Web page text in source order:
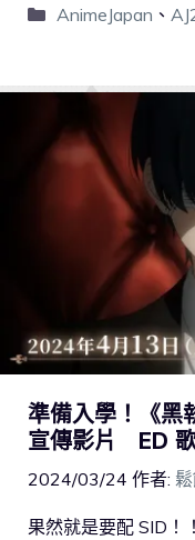
AnimeJapan 、
準備入學！《黑
宣傳影片 ED 歌
2024/03/24 作者:
果然就是要配 SID！